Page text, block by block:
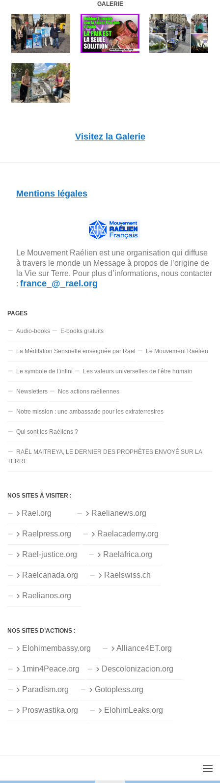
GALERIE
Visitez la Galerie
Mentions légales
Le Mouvement Raélien est une organisation qui diffuse
à travers le monde un Message à propos de l’origine de
la Vie sur Terre. Pour plus d’informations, nous contacter
: france_@_rael.org
PAGES
Audio-books E-books gratuits
La Méditation Sensuelle enseignée par Raël Le Mouvement Raélien
Le symbole de l’infini Les valeurs universelles de l’être humain
Newsletters Nos actions raéliennes
Notre mission : une ambassade pour les extraterrestres
Qui sont les Raéliens ?
RAËL MAITREYA, LE DERNIER DES PROPHÈTES ENVOYÉ SUR LA
TERRE
NOS SITES À VISITER :
Rael.org Raelianews.org
Raelpress.org Raelacademy.org
Rael-justice.org Raelafrica.org
Raelcanada.org Raelswiss.ch
Raelianos.org
NOS SITES D’ACTIONS :
Elohimembassy.org Alliance4ET.org
1min4Peace.org Descolonizacion.org
Paradism.org Gotopless.org
Proswastika.org ElohimLeaks.org